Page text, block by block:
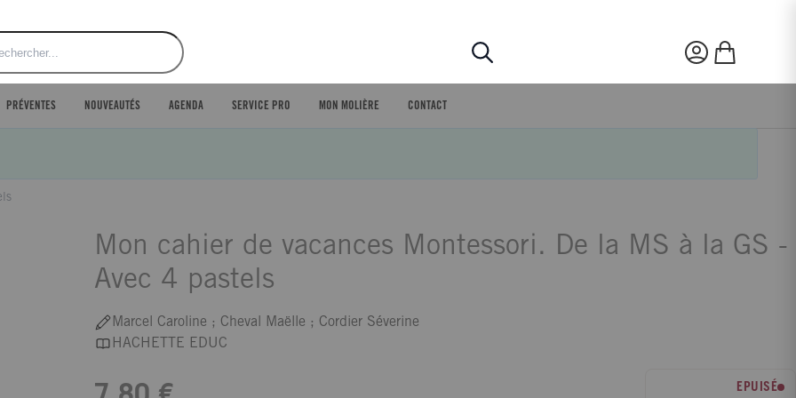
Rechercher
Mon compte
Mon panier
PRÉVENTES NOUVEAUTÉS AGENDA SERVICE PRO MON MOLIÈRE CONTACT
Mon cahier de vacances Montessori. De la MS à la GS -
Avec 4 pastels
Marcel Caroline ; Cheval Maëlle ; Cordier Séverine
HACHETTE EDUC
EPUISÉ